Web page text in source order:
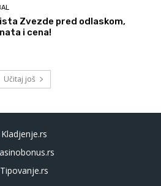
Zvezde pred odlaskom,
i cena!
Učitaj još
Kladjenje.rs
Tipovanje.rs